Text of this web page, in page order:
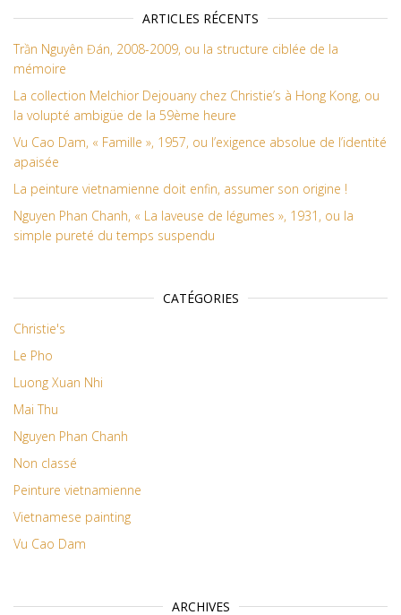
ARTICLES RÉCENTS
Trần Nguyên Đán, 2008-2009, ou la structure ciblée de la
mémoire
La collection Melchior Dejouany chez Christie’s à Hong Kong, ou
la volupté ambigüe de la 59ème heure
Vu Cao Dam, « Famille », 1957, ou l’exigence absolue de l’identité
apaisée
La peinture vietnamienne doit enfin, assumer son origine !
Nguyen Phan Chanh, « La laveuse de légumes », 1931, ou la
simple pureté du temps suspendu
CATÉGORIES
Christie's
Le Pho
Luong Xuan Nhi
Mai Thu
Nguyen Phan Chanh
Non classé
Peinture vietnamienne
Vietnamese painting
Vu Cao Dam
ARCHIVES